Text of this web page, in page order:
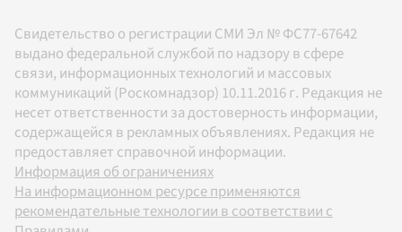
Свидетельство о регистрации СМИ Эл № ФС77-67642
выдано федеральной службой по надзору в сфере
связи, информационных технологий и массовых
коммуникаций (Роскомнадзор) 10.11.2016 г. Редакция не
несет ответственности за достоверность информации,
содержащейся в рекламных объявлениях. Редакция не
предоставляет справочной информации.
Информация об ограничениях
На информационном ресурсе применяются
рекомендательные технологии в соответствии с